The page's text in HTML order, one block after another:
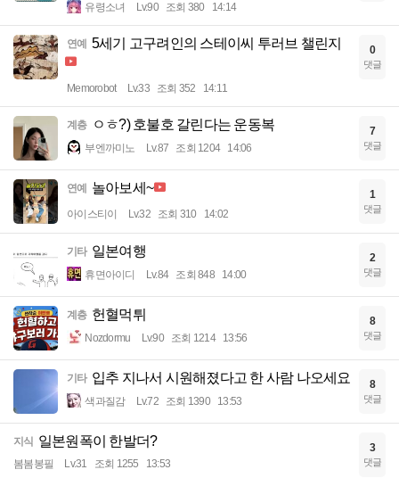
유령소녀 Lv.90 조회 380 14:14
연예 5세기 고구려인의 스테이씨 투러브 챌린지
Memorobot Lv.33 조회 352 14:11
0
댓글
계층 ㅇㅎ?) 호불호 갈린다는 운동복
부엔까미노 Lv.87 조회 1204 14:06
7
댓글
연예 놀아보세~
아이스티이 Lv.32 조회 310 14:02
1
댓글
기타 일본여행
휴면아이디 Lv.84 조회 848 14:00
2
댓글
계층 헌혈먹튀
Nozdormu Lv.90 조회 1214 13:56
8
댓글
기타 입추 지나서 시원해졌다고 한 사람 나오세요
색과질감 Lv.72 조회 1390 13:53
8
댓글
지식 일본원폭이 한발더?
봄봄봉필 Lv.31 조회 1255 13:53
3
댓글